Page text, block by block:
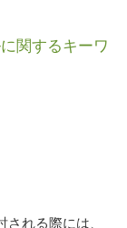
関するキーワ
される際には、